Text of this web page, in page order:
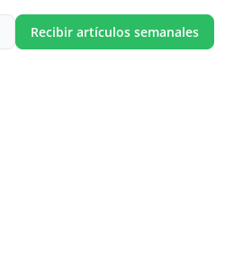
Recibir artículos semanales